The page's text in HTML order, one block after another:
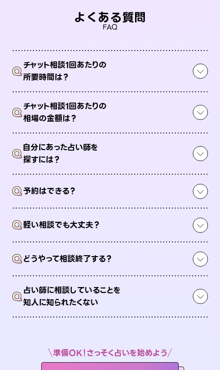
よくある質問
FAQ
Qチャット相談1回あたりの
所要時間は？
Qチャット相談1回あたりの
相場の金額は？
Q自分にあった占い師を
探すには？
Q予約はできる？
Q軽い相談でも大丈夫？
Qどうやって相談終了する？
Q占い師に相談していることを
知人に知られたくない
準備OK！さっそく占いを始めよう